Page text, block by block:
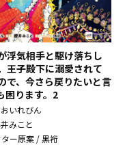
浮気相手と駆け落ちし
王子殿下に溺愛されて
で、今さら戻りたいと言
困ります。2
いれびん
みこと
ー原案 / 黒裄